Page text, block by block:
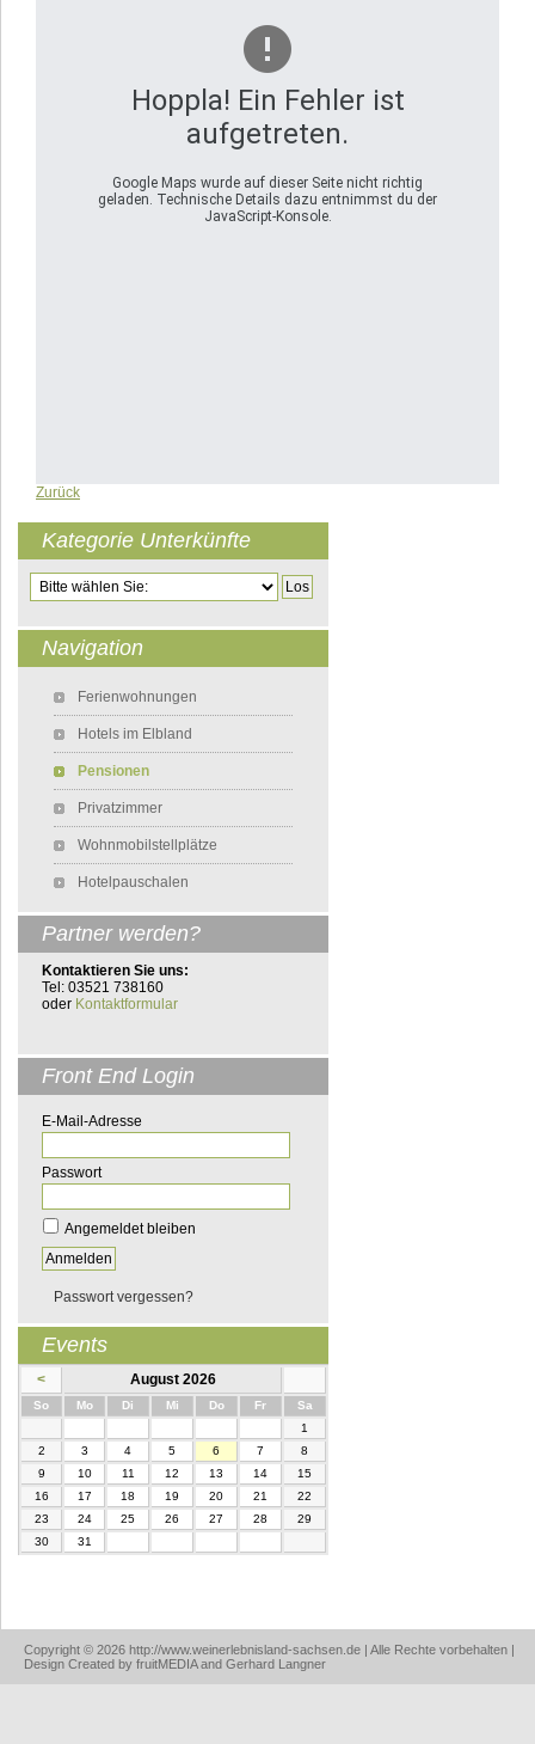
Hoppla! Ein Fehler ist
aufgetreten.
Google Maps wurde auf dieser Seite nicht richtig
geladen. Technische Details dazu entnimmst du der
JavaScript-Konsole.
Zurück
Kategorie Unterkünfte
Zielseite
Navigation
Ferienwohnungen
Hotels im Elbland
Pensionen
Privatzimmer
Wohnmobilstellplätze
Hotelpauschalen
Partner werden?
Kontaktieren Sie uns:
Tel: 03521 738160
oder Kontaktformular
Front End Login
E-Mail-Adresse
Passwort
Angemeldet bleiben
Passwort vergessen?
Events
< August 2026
SonntagMontag Di enstagMittwochDonnerstag
Freitag Samstag
1
2
3 4 5 6 7
8
9
10 11 12 13 14
15
16
17 18 19 20 21
22
23
24 25 26 27 28
29
30
31
Copyright © 2026 http://www.weinerlebnisland-sachsen.de | Alle Rechte vorbehalten |
Design Created by fruitMEDIA and Gerhard Langner